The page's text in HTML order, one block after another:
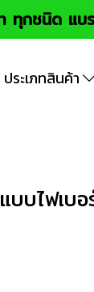
ทุกชนิด แบ
ประเภทสินค้า
บบไฟเบ